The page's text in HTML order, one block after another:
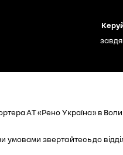
АТ «Рено Україна» в
умовами звертайтесь до